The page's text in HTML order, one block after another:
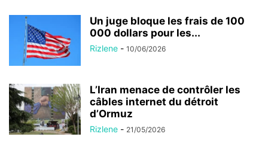
Un juge bloque les frais de 100
000 dollars pour les...
Rizlene - 10/06/2026
L’Iran menace de contrôler les
câbles internet du détroit
d’Ormuz
Rizlene - 21/05/2026